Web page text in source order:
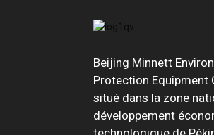
Beijing Minnett
Protection Equipment
situé dans la zone
développement